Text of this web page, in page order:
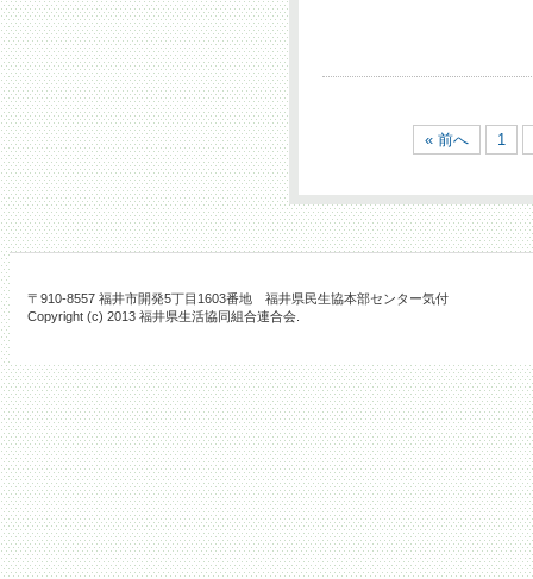
« 前へ 1
〒910-8557 福井市開発5丁目1603番地 福井県民生協本部センター気付
Copyright (c) 2013 福井県生活協同組合連合会.